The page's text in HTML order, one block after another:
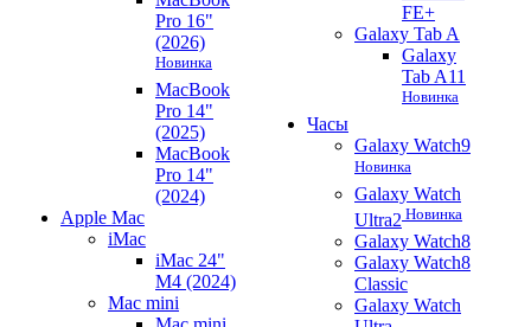
Pro 16"
(2026)
Новинка
MacBook
Pro 14"
(2025)
MacBook
Pro 14"
(2024)
Apple Mac
iMac
iMac 24"
M4 (2024)
Mac mini
FE+
Galaxy Tab A
Galaxy
Tab A11
Новинка
Часы
Galaxy Watch9
Новинка
Galaxy Watch
Ultra2 Новинка
Galaxy Watch8
Galaxy Watch8
Classic
Galaxy Watch